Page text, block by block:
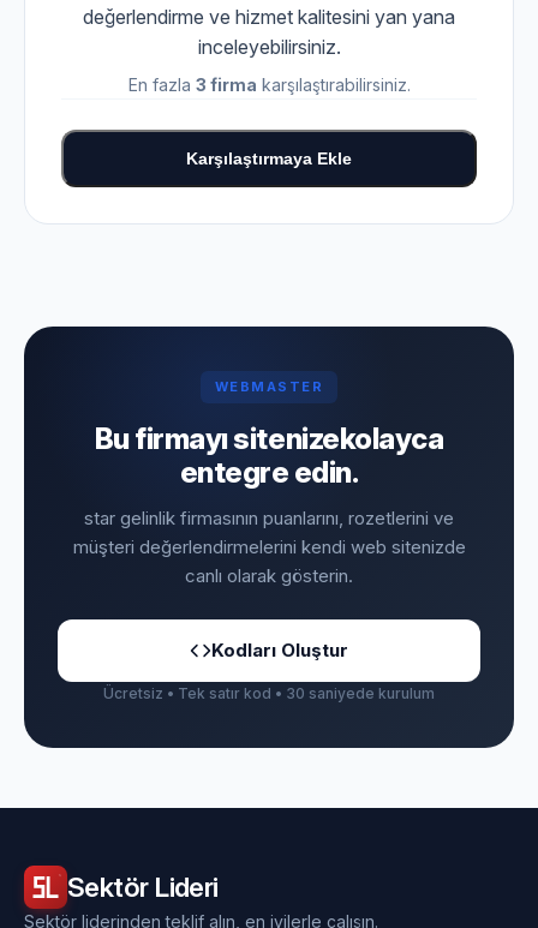
değerlendirme ve hizmet kalitesini yan yana
inceleyebilirsiniz.
En fazla 3 firma karşılaştırabilirsiniz.
Karşılaştırmaya Ekle
WEBMASTER
Bu firmayı sitenizekolayca
entegre edin.
star gelinlik firmasının puanlarını, rozetlerini ve
müşteri değerlendirmelerini kendi web sitenizde
canlı olarak gösterin.
Kodları Oluştur
Ücretsiz • Tek satır kod • 30 saniyede kurulum
Sektör Lideri
Sektör liderinden teklif alın, en iyilerle çalışın.